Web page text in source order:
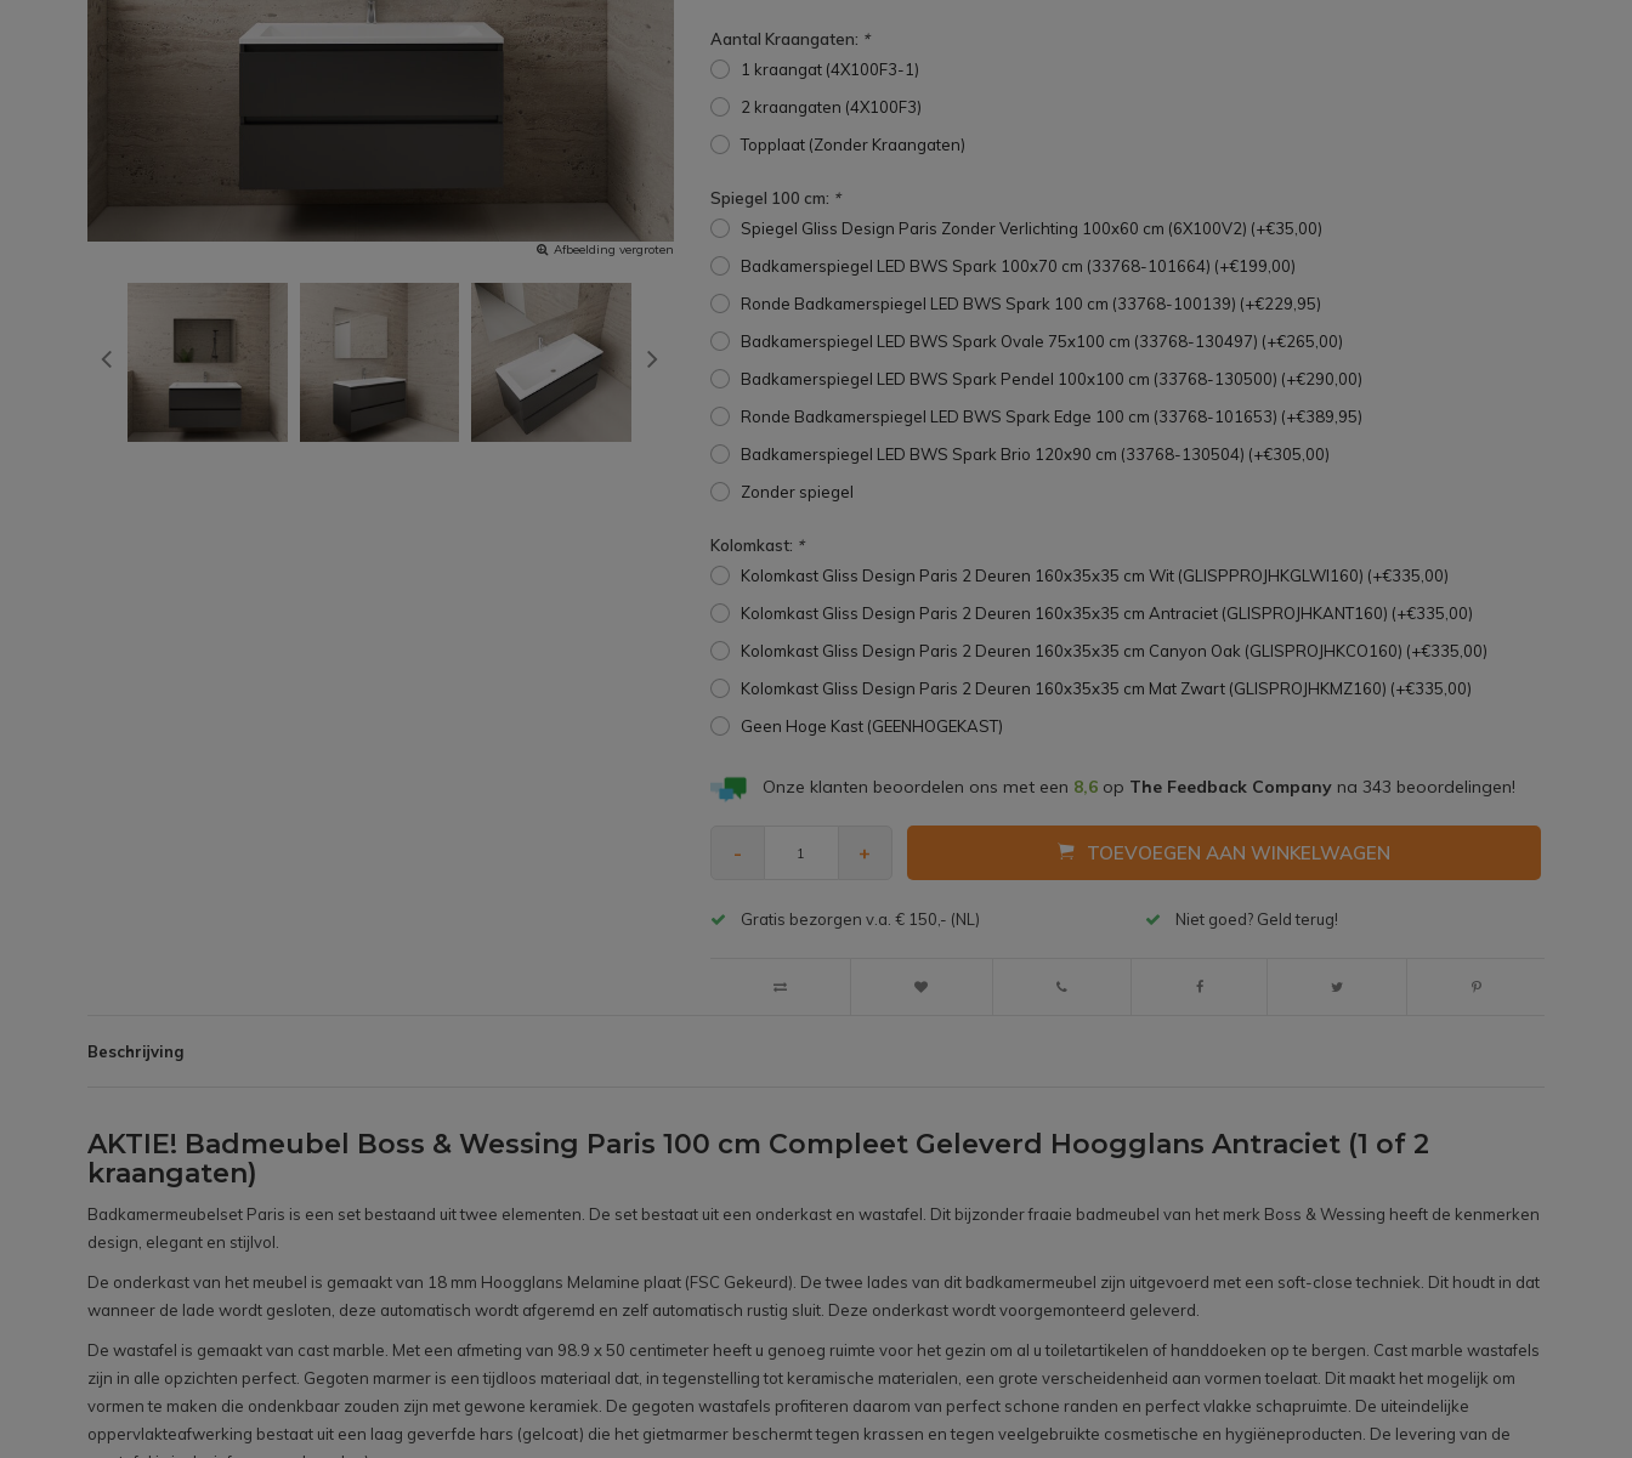
Afbeelding vergroten
Aantal Kraangaten: *
1 kraangat (4X100F3-1)
2 kraangaten (4X100F3)
Topplaat (Zonder Kraangaten)
Spiegel 100 cm: *
Spiegel Gliss Design Paris Zonder Verlichting 100x60 cm (6X100V2) (+€35,00)
Badkamerspiegel LED BWS Spark 100x70 cm (33768-101664) (+€199,00)
Ronde Badkamerspiegel LED BWS Spark 100 cm (33768-100139) (+€229,95)
Badkamerspiegel LED BWS Spark Ovale 75x100 cm (33768-130497) (+€265,00)
Badkamerspiegel LED BWS Spark Pendel 100x100 cm (33768-130500) (+€290,00)
Ronde Badkamerspiegel LED BWS Spark Edge 100 cm (33768-101653) (+€389,95)
Badkamerspiegel LED BWS Spark Brio 120x90 cm (33768-130504) (+€305,00)
Zonder spiegel
Kolomkast: *
Kolomkast Gliss Design Paris 2 Deuren 160x35x35 cm Wit (GLISPPROJHKGLWI160) (+€335,00)
Kolomkast Gliss Design Paris 2 Deuren 160x35x35 cm Antraciet (GLISPROJHKANT160) (+€335,00)
Kolomkast Gliss Design Paris 2 Deuren 160x35x35 cm Canyon Oak (GLISPROJHKCO160) (+€335,00)
Kolomkast Gliss Design Paris 2 Deuren 160x35x35 cm Mat Zwart (GLISPROJHKMZ160) (+€335,00)
Geen Hoge Kast (GEENHOGEKAST)
Onze klanten beoordelen ons met een 8,6op The Feedback Companyna 343 beoordelingen!
- + TOEVOEGEN AAN WINKELWAGEN
Gratis bezorgen v.a. € 150,- (NL) Niet goed? Geld terug!
Beschrijving
AKTIE! Badmeubel Boss & Wessing Paris 100 cm Compleet Geleverd Hoogglans Antraciet (1 of 2
kraangaten)
Badkamermeubelset Paris is een set bestaand uit twee elementen. De set bestaat uit een onderkast en wastafel. Dit bijzonder fraaie badmeubel van het merk Boss & Wessing heeft de kenmerken
design, elegant en stijlvol.
De onderkast van het meubel is gemaakt van 18 mm Hoogglans Melamine plaat (FSC Gekeurd). De twee lades van dit badkamermeubel zijn uitgevoerd met een soft-close techniek. Dit houdt in dat
wanneer de lade wordt gesloten, deze automatisch wordt afgeremd en zelf automatisch rustig sluit. Deze onderkast wordt voorgemonteerd geleverd.
De wastafel is gemaakt van cast marble. Met een afmeting van 98.9 x 50 centimeter heeft u genoeg ruimte voor het gezin om al u toiletartikelen of handdoeken op te bergen. Cast marble wastafels
zijn in alle opzichten perfect. Gegoten marmer is een tijdloos materiaal dat, in tegenstelling tot keramische materialen, een grote verscheidenheid aan vormen toelaat. Dit maakt het mogelijk om
vormen te maken die ondenkbaar zouden zijn met gewone keramiek. De gegoten wastafels profiteren daarom van perfect schone randen en perfect vlakke schapruimte. De uiteindelijke
oppervlakteafwerking bestaat uit een laag geverfde hars (gelcoat) die het gietmarmer beschermt tegen krassen en tegen veelgebruikte cosmetische en hygiëneproducten. De levering van de